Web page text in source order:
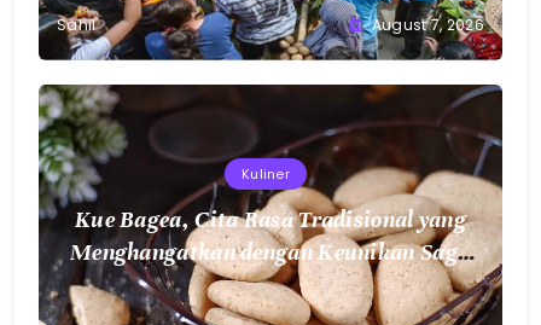
Sahil August 7, 2026
Kuliner
Kue Bagea, Cita Rasa Tradisional yang
Menghangatkan dengan Keunikan Sagu
Nusantara